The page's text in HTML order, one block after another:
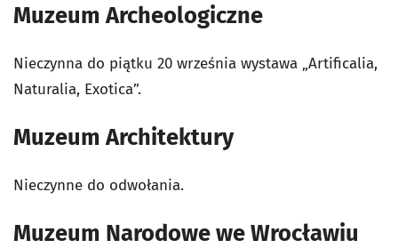
Muzeum Archeologiczne
Nieczynna do piątku 20 września wystawa „Artificalia,
Naturalia, Exotica”.
Muzeum Architektury
Nieczynne do odwołania.
Muzeum Narodowe we Wrocławiu